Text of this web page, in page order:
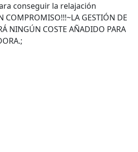
conseguir la relajación
COMPROMISO!!!~LA GESTIÓN DE
NINGÚN COSTE AÑADIDO PARA